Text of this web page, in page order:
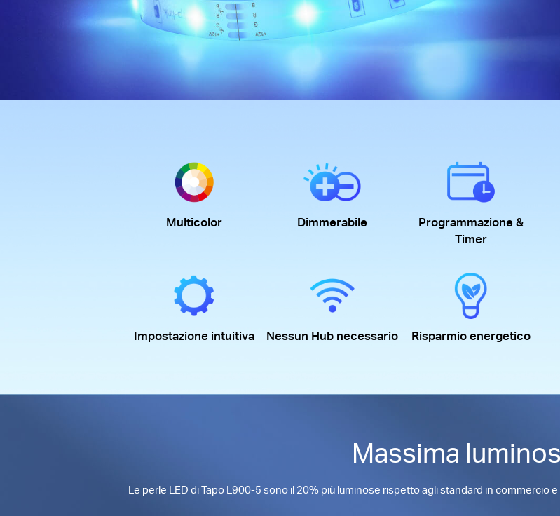
Multicolor Dimmerabile
Programmazione &
Timer
Impostazione intuitiva Nessun Hub necessario Risparmio energetico
Massima
Le perle LED di Tapo L900-5 sono il 20% più luminose rispetto agli standard in